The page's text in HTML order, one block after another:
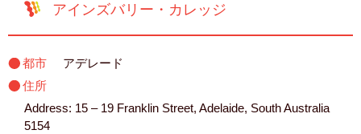
アインズバリー・カレッジ
都市
アデレード
住所
Address: 15 – 19 Franklin Street, Adelaide, South Australia
5154